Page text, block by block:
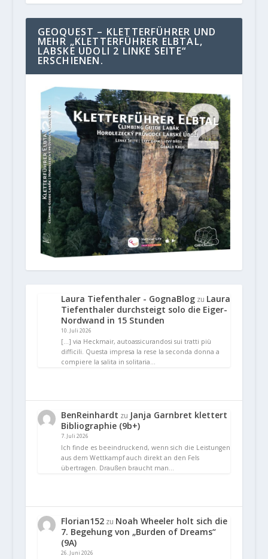
GEOQUEST – KLETTERFÜHRER UND
MEHR „KLETTERFÜHRER ELBTAL,
LABSKE UDOLI 2 LINKE SEITE“
ERSCHIENEN.
Laura Tiefenthaler - GognaBlogzu Laura
Tiefenthaler durchsteigt solo die Eiger-
Nordwand in 15 Stunden
10. Juli 2026
[…] via Heckmair, autoassicurandosi sui tratti più
difficili. Questa impresa la rese la seconda donna a
compiere la salita in solitaria…
BenReinhardt zu Janja Garnbret klettert
Bibliographie (9b+)
7. Juli 2026
Ich finde es beeindruckend, wenn sich die Leistungen
aus dem Wettkampf auch direkt an den Fels
übertragen. Draußen braucht man…
Florian152zu Noah Wheeler holt sich die
7. Begehung von „Burden of Dreams“
(9A)
26. Juni 2026